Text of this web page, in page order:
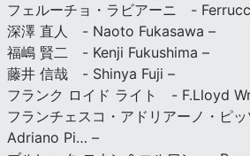
フェルーチョ・ラビアーニ -
深澤 直人 - Naoto Fukasawa –
福嶋 賢二 - Kenji Fukushima –
藤井 信哉 - Shinya Fuji –
フランク ロイド ライト - F.Lloyd
フランチェスコ・アドリアーノ・ピ
Adriano Pi… –